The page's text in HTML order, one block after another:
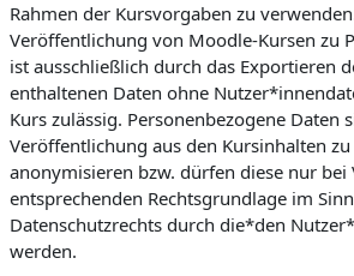
Rahmen der Kursvorgaben zu
Veröffentlichung von Moodle-Kursen zu
ist ausschließlich durch das Exportieren
enthaltenen Daten ohne
Kurs zulässig. Personenbezogene Daten
Veröffentlichung aus den Kursinhalten
anonymisieren bzw. dürfen diese nur bei
entsprechenden Rechtsgrundlage im
Datenschutzrechts durch die*den
werden.